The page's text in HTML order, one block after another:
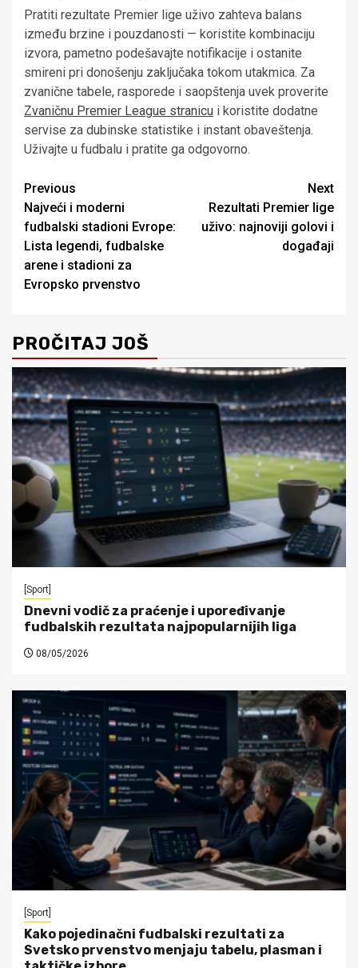
Pratiti rezultate Premier lige uživo zahteva balans
između brzine i pouzdanosti — koristite kombinaciju
izvora, pametno podešavajte notifikacije i ostanite
smireni pri donošenju zaključaka tokom utakmica. Za
zvanične tabele, rasporede i saopštenja uvek proverite
Zvaničnu Premier League stranicu i koristite dodatne
servise za dubinske statistike i instant obaveštenja.
Uživajte u fudbalu i pratite ga odgovorno.
Post
navigation
Previous
Najveći i moderni
fudbalski stadioni Evrope:
Lista legendi, fudbalske
arene i stadioni za
Evropsko prvenstvo
Next
Rezultati Premier lige
uživo: najnoviji golovi i
događaji
PROČITAJ JOŠ
[Sport]
Dnevni vodič za praćenje i upoređivanje
fudbalskih rezultata najpopularnijih liga
08/05/2026
[Sport]
Kako pojedinačni fudbalski rezultati za
Svetsko prvenstvo menjaju tabelu, plasman i